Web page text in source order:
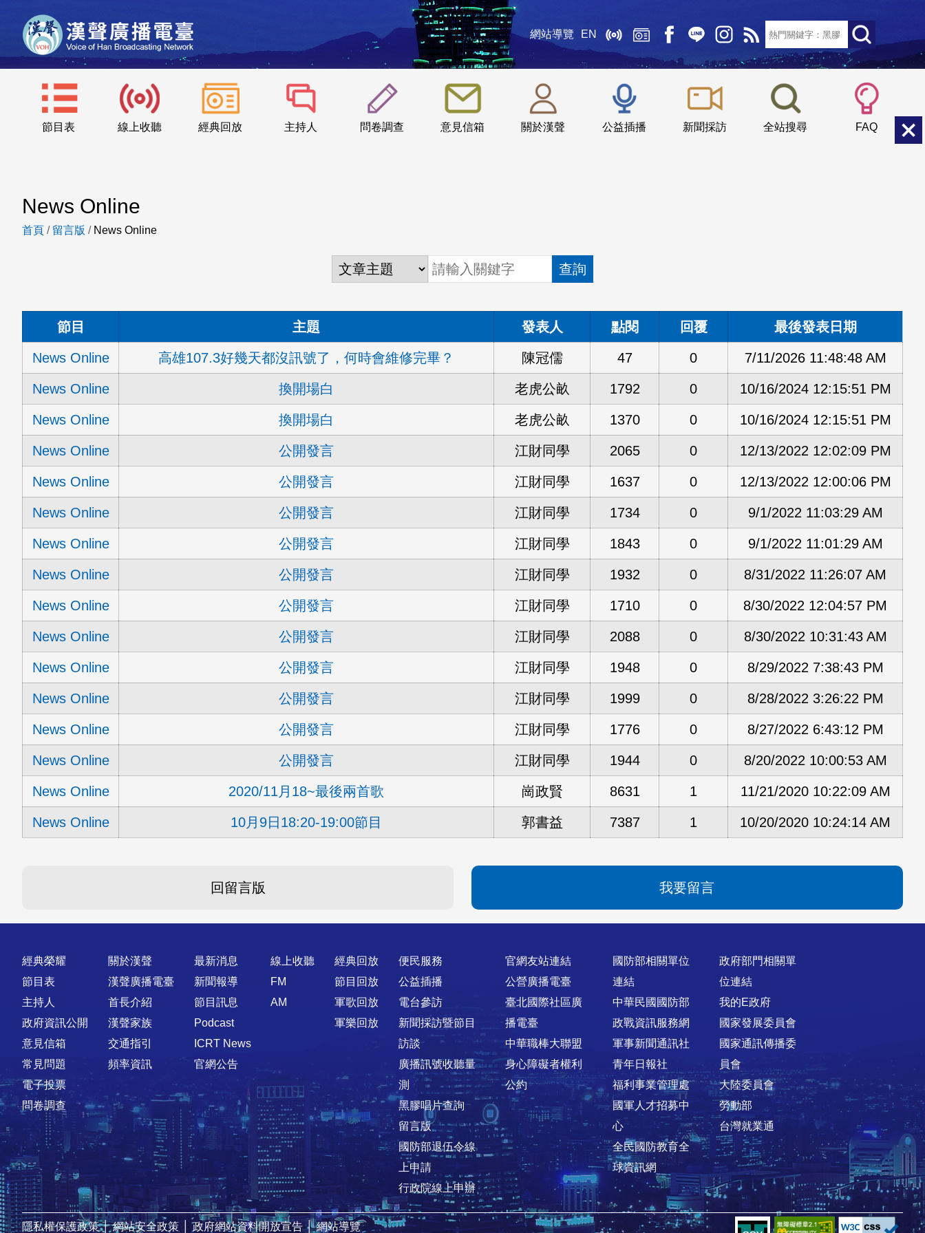
網站導覽 EN
節目表 線上收聽 經典回放 主持人 問卷調查 意見信箱 關於漢聲 公益插播 新聞採訪 全站搜尋 FAQ
::: 小 中
News Online
首頁 / 留言版 / News Online
查詢
節目 主題 發表人 點閱 回覆 最後發表日期
News Online 高雄107.3好幾天都沒訊號了，何時會維修完畢？ 陳冠儒 47 0 7/11/2026 11:48:48 AM
News Online 換開場白 老虎公畝 1792 0 10/16/2024 12:15:51 PM
News Online 換開場白 老虎公畝 1370 0 10/16/2024 12:15:51 PM
News Online 公開發言 江財同學 2065 0 12/13/2022 12:02:09 PM
News Online 公開發言 江財同學 1637 0 12/13/2022 12:00:06 PM
News Online 公開發言 江財同學 1734 0 9/1/2022 11:03:29 AM
News Online 公開發言 江財同學 1843 0 9/1/2022 11:01:29 AM
News Online 公開發言 江財同學 1932 0 8/31/2022 11:26:07 AM
News Online 公開發言 江財同學 1710 0 8/30/2022 12:04:57 PM
News Online 公開發言 江財同學 2088 0 8/30/2022 10:31:43 AM
News Online 公開發言 江財同學 1948 0 8/29/2022 7:38:43 PM
News Online 公開發言 江財同學 1999 0 8/28/2022 3:26:22 PM
News Online 公開發言 江財同學 1776 0 8/27/2022 6:43:12 PM
News Online 公開發言 江財同學 1944 0 8/20/2022 10:00:53 AM
News Online 2020/11月18~最後兩首歌 崗政賢 8631 1 11/21/2020 10:22:09 AM
News Online 10月9日18:20-19:00節目 郭書益 7387 1 10/20/2020 10:24:14 AM
回留言版 我要留言
快速連結
經典榮耀
節目表
主持人
政府資訊公開
意見信箱
常見問題
電子投票
問卷調查
關於漢聲
漢聲廣播電臺
首長介紹
漢聲家族
交通指引
頻率資訊
最新消息
新聞報導
節目訊息
Podcast
ICRT News
官網公告
線上收聽
FM
AM
經典回放
節目回放
軍歌回放
軍樂回放
便民服務
公益插播
電台參訪
新聞採訪暨節目
訪談
廣播訊號收聽量
測
黑膠唱片查詢
留言版
國防部退伍令線
上申請
行政院線上申辦
官網友站連結
公營廣播電臺
臺北國際社區廣
播電臺
中華職棒大聯盟
身心障礙者權利
公約
國防部相關單位
連結
中華民國國防部
政戰資訊服務網
軍事新聞通訊社
青年日報社
福利事業管理處
國軍人才招募中
心
全民國防教育全
球資訊網
政府部門相關單
位連結
我的E政府
國家發展委員會
國家通訊傳播委
員會
大陸委員會
勞動部
台灣就業通
隱私權保護政策 │ 網站安全政策 │ 政府網站資料開放宣告 │ 網站導覽